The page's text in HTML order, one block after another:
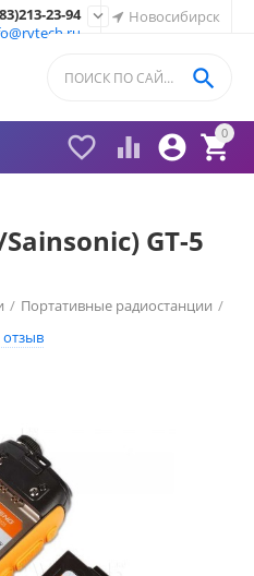
Новосибирск
23-94

0


 

GT-5
/ Портативные радиостанции /
Baofeng